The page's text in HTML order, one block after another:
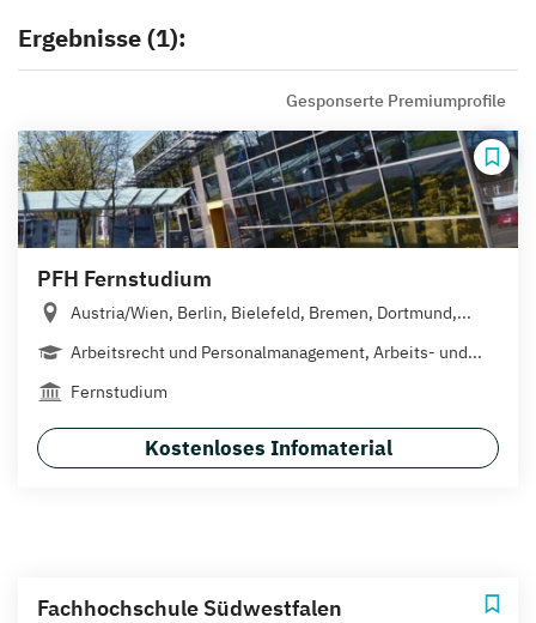
Ergebnisse (1):
Gesponserte Premiumprofile
PFH Fernstudium
Austria/Wien, Berlin, Bielefeld, Bremen, Dortmund,...
Arbeitsrecht und Personalmanagement, Arbeits- und...
Fernstudium
Kostenloses Infomaterial
Fachhochschule Südwestfalen